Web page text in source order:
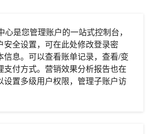
心是您管理账户的一站式控制台，
安全设置，可在此处修改登录密
信息。可以查看账单记录，查看/变
支付方式。营销效果分析报告也在
设置多级用户权限，管理子账户访